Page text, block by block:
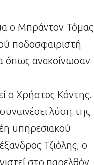
ο Μπράντον Τόμας
ποδοσφαιριστή
όπως ανακοίνωσαν
ο Χρήστος Κόντης.
λύση της
υπηρεσιακού
Τζιόλης, ο
στο παρελθόν